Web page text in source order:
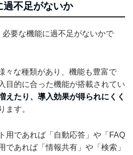
過不足がないか
要な機能に過不足がないかで
々な種類があり、機能も豊富で
目的に合った機能が搭載されてい
えたり、導入効果が得られにくく
ます。
用であれば「自動応答」や「FAQ
であれば「情報共有」や「検索」